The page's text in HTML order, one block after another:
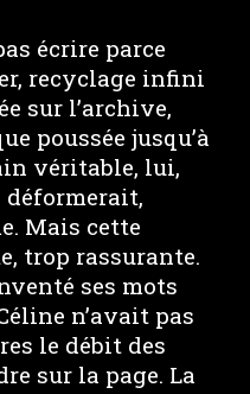
écrire parce
recyclage infini
sur l’archive,
poussée jusqu’à
véritable, lui,
Mais cette
trop rassurante.
ses mots
n’avait pas
le débit des
sur la page. La